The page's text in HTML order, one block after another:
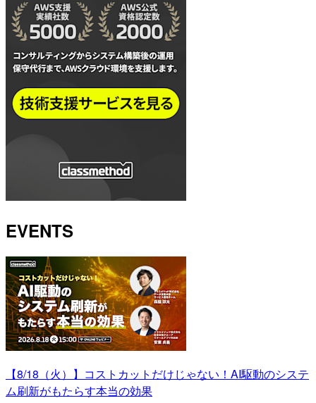
EVENTS
【8/18（火）】コストカットだけじゃない！AI駆動のシステ
ム刷新がもたらす本当の効果